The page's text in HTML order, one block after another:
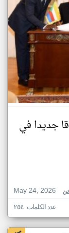
جديدا في
May 24, 2026
عدد الكلمات: ٢٥٤